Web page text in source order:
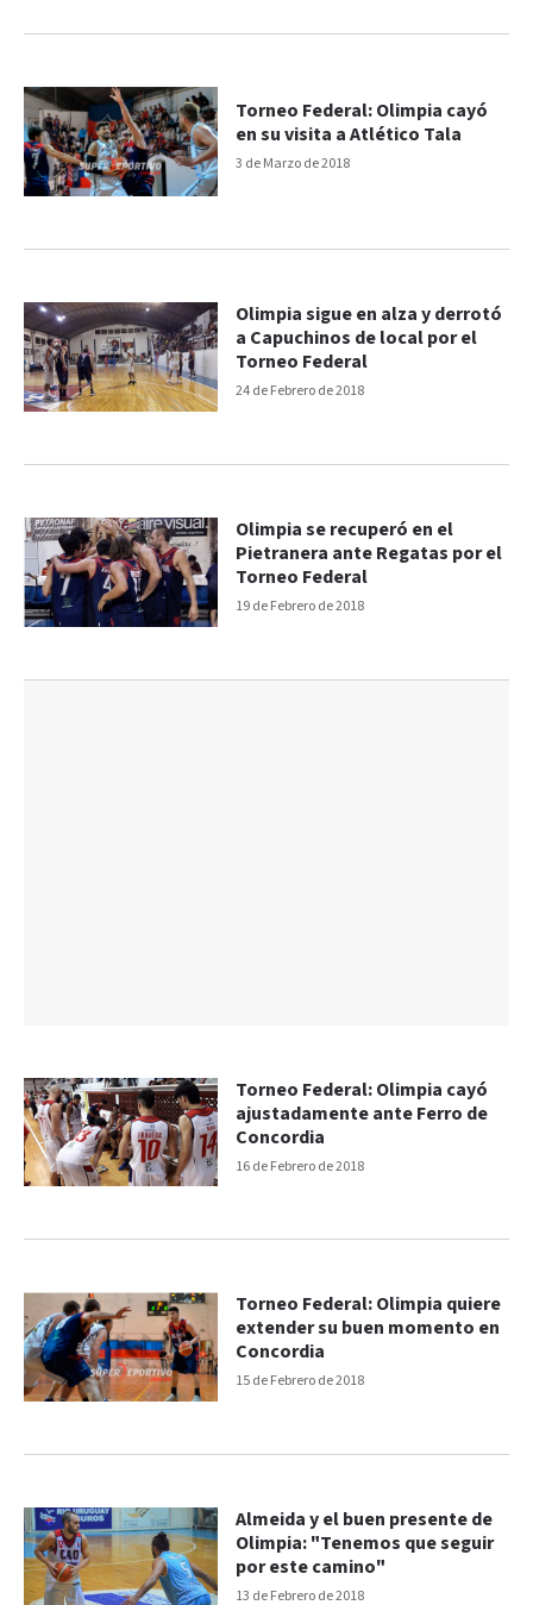
3 de Marzo de 2018
Torneo Federal: Olimpia cayó
en su visita a Atlético Tala
24 de Febrero de 2018
Olimpia sigue en alza y derrotó
a Capuchinos de local por el
Torneo Federal
19 de Febrero de 2018
Olimpia se recuperó en el
Pietranera ante Regatas por el
Torneo Federal
16 de Febrero de 2018
Torneo Federal: Olimpia cayó
ajustadamente ante Ferro de
Concordia
15 de Febrero de 2018
Torneo Federal: Olimpia quiere
extender su buen momento en
Concordia
13 de Febrero de 2018
Almeida y el buen presente de
Olimpia: "Tenemos que seguir
por este camino"